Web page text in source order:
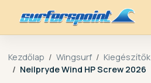
Kezdőlap Wingsurf
Kiegészítők
Neilpryde Wind HP Screw 2026